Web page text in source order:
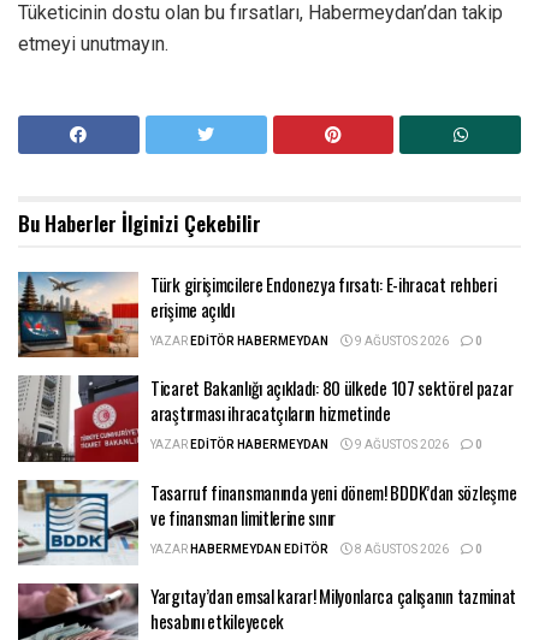
Tüketicinin dostu olan bu fırsatları, Habermeydan’dan takip
etmeyi unutmayın.
Bu Haberler İlginizi Çekebilir
Türk girişimcilere Endonezya fırsatı: E-ihracat rehberi
erişime açıldı
YAZAREDITÖR HABERMEYDAN 9 AĞUSTOS 2026 0
Ticaret Bakanlığı açıkladı: 80 ülkede 107 sektörel pazar
araştırması ihracatçıların hizmetinde
YAZAREDITÖR HABERMEYDAN 9 AĞUSTOS 2026 0
Tasarruf finansmanında yeni dönem! BDDK’dan sözleşme
ve finansman limitlerine sınır
YAZARHABERMEYDAN EDITÖR 8 AĞUSTOS 2026 0
Yargıtay’dan emsal karar! Milyonlarca çalışanın tazminat
hesabını etkileyecek